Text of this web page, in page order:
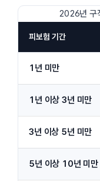
2026년 구
피보험 기간
1년 미만
1년 이상 3년 미만
3년 이상 5년 미만
5년 이상 10년 미만